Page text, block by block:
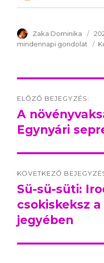
SzerzÅ
Zaka Dominika
mindennapi gondolat
navigation
ELŐZŐ BEJEGYZÉS:
Előző
bejegyzés:
A
Egynyári
KÖVETKEZŐ
Következő
bejegyzés:
Sü-sü-süti:
csokiskeksz
jegyében